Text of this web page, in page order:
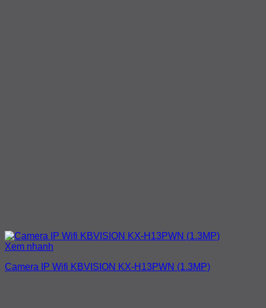
Xem nhanh
Camera IP Wifi KBVISION KX-H13PWN (1.3MP)